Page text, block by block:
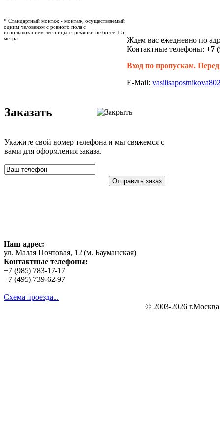
* Стандартный монтаж - монтаж, осуществляемый
одним человеком с ровного пола с
испольшованием лестницы-стремянки не более 1.5
метра.
Ждем вас ежедневно по
Контактные телефоны: +7
Вход по пропускам.
E-Mail:
Заказать
Укажите свой номер телефона и мы свяжемся с
вами для оформления заказа.
Отправить заказ
Наш адрес:
ул. Малая Почтовая, 12 (м. Бауманская)
Контактные телефоны:
+7 (985) 783-17-17
+7 (495) 739-62-97
Схема проезда...
© 2003-2026